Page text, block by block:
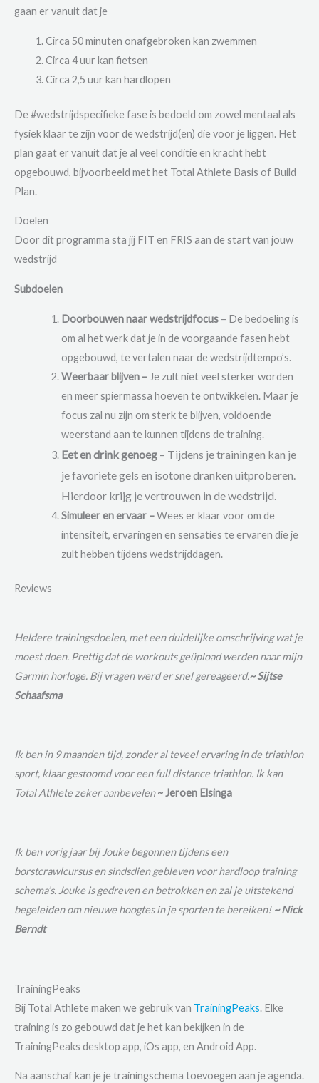
gaan er vanuit dat je
Circa 50 minuten onafgebroken kan zwemmen
Circa 4 uur kan fietsen
Circa 2,5 uur kan hardlopen
De #wedstrijdspecifieke fase is bedoeld om zowel mentaal als
fysiek klaar te zijn voor de wedstrijd(en) die voor je liggen. Het
plan gaat er vanuit dat je al veel conditie en kracht hebt
opgebouwd, bijvoorbeeld met het Total Athlete Basis of Build
Plan.
Doelen
Door dit programma sta jij FIT en FRIS aan de start van jouw
wedstrijd
Subdoelen
Doorbouwen naar wedstrijdfocus– De bedoeling is
om al het werk dat je in de voorgaande fasen hebt
opgebouwd, te vertalen naar de wedstrijdtempo’s.
Weerbaar blijven – Je zult niet veel sterker worden
en meer spiermassa hoeven te ontwikkelen. Maar je
focus zal nu zijn om sterk te blijven, voldoende
weerstand aan te kunnen tijdens de training.
Eet en drink genoeg– Tijdens je trainingen kan je
je favoriete gels en isotone dranken uitproberen.
Hierdoor krijg je vertrouwen in de wedstrijd.
Simuleer en ervaar –Wees er klaar voor om de
intensiteit, ervaringen en sensaties te ervaren die je
zult hebben tijdens wedstrijddagen.
Reviews
Heldere trainingsdoelen, met een duidelijke omschrijving wat je
moest doen. Prettig dat de workouts geüpload werden naar mijn
Garmin horloge. Bij vragen werd er snel gereageerd.~ Sijtse
Schaafsma
Ik ben in 9 maanden tijd, zonder al teveel ervaring in de triathlon
sport, klaar gestoomd voor een full distance triathlon. Ik kan
Total Athlete zeker aanbevelen~ Jeroen Elsinga
Ik ben vorig jaar bij Jouke begonnen tijdens een
borstcrawlcursus en sindsdien gebleven voor hardloop training
schema’s. Jouke is gedreven en betrokken en zal je uitstekend
begeleiden om nieuwe hoogtes in je sporten te bereiken!~ Nick
Berndt
TrainingPeaks
Bij Total Athlete maken we gebruik van TrainingPeaks. Elke
training is zo gebouwd dat je het kan bekijken in de
TrainingPeaks desktop app, iOs app, en Android App.
Na aanschaf kan je je trainingschema toevoegen aan je agenda.